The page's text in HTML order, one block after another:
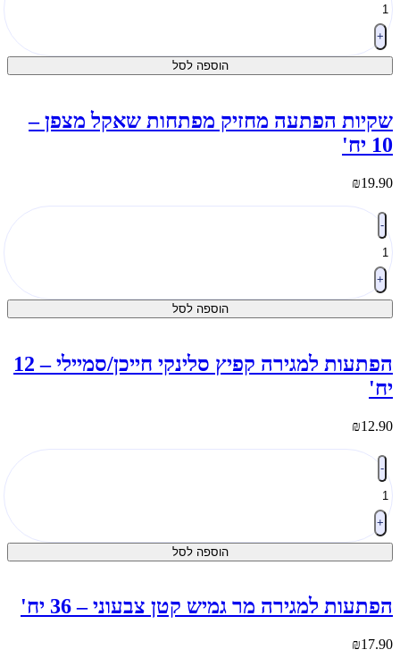
רגל
הוספה לסל
הפתעה מחזיק מפתחות שאקל מצפן –
יח'
₪
הוספה לסל
הפתעות למגירה קפיץ סלינקי חייכן/סמיילי – 12
₪
הוספה לסל
למגירה מר גמיש קטן צבעוני – 36 יח'
₪